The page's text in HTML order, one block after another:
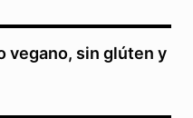
vegano, sin glúten y